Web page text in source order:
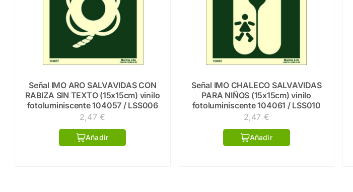
Señal IMO ARO SALVAVIDAS CON
RABIZA SIN TEXTO (15x15cm) vinilo
fotoluminiscente 104057 / LSS006
2,47€
Añadir
Señal IMO CHALECO SALVAVIDAS
PARA NIÑOS (15x15cm) vinilo
fotoluminiscente 104061 / LSS010
2,47 €
Añadir